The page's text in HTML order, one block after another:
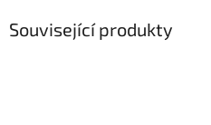
Související produkty